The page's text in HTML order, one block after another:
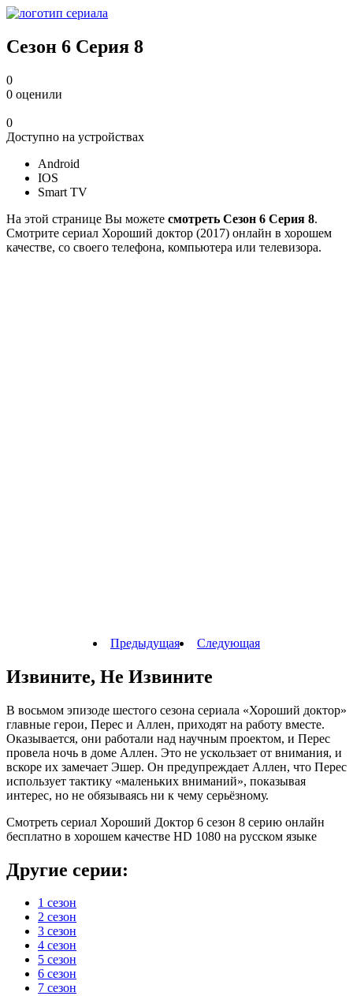
Сезон 6 Серия 8
0
0 оценили
0
Доступно на устройствах
Android
IOS
Smart TV
На этой странице Вы можете смотреть Сезон 6 Серия 8.
Смотрите сериал Хороший доктор (2017) онлайн в хорошем
качестве, со своего телефона, компьютера или телевизора.
Предыдущая Следующая
Извините, Не Извините
В восьмом эпизоде шестого сезона сериала «Хороший доктор»
главные герои, Перес и Аллен, приходят на работу вместе.
Оказывается, они работали над научным проектом, и Перес
провела ночь в доме Аллен. Это не ускользает от внимания, и
вскоре их замечает Эшер. Он предупреждает Аллен, что Перес
использует тактику «маленьких вниманий», показывая
интерес, но не обязываясь ни к чему серьёзному.
Смотреть сериал Хороший Доктор 6 сезон 8 серию онлайн
бесплатно в хорошем качестве HD 1080 на русском языке
Другие серии:
1 сезон
2 сезон
3 сезон
4 сезон
5 сезон
6 сезон
7 сезон